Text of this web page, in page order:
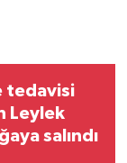
tedavisi
Leylek
salındı